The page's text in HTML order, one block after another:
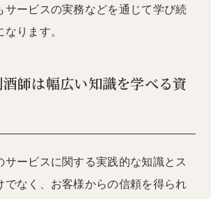
サービスの実務などを通じて学び続
ります。
師は幅広い知識を学べる資
サービスに関する実践的な知識とス
でなく、お客様からの信頼を得られ